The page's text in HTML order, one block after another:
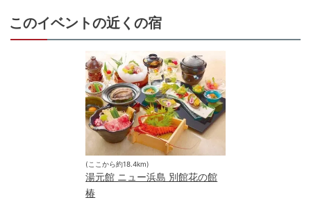
このイベントの近くの宿
(ここから約18.4km)
湯元館 ニュー浜島 別館花の館
椿